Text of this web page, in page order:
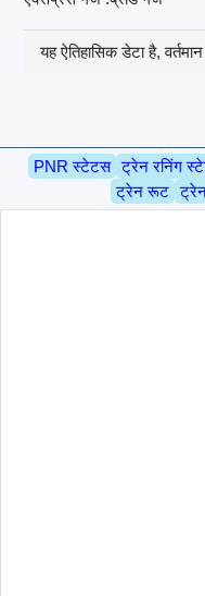
यह ऐतिहासिक डेटा है,
PNR स्टेटस ट्रेन रनिंग
ट्रेन रूट ट्रेन